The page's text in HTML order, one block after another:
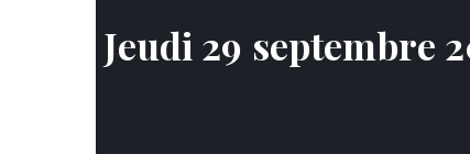
Jeudi 29 septembre